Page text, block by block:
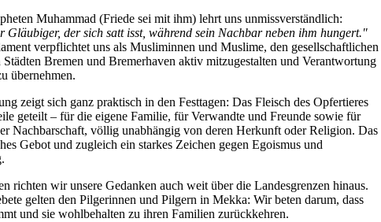
Muhammad (Friede sei mit ihm) lehrt uns unmissverständlich:
Gläubiger, der sich satt isst, während sein Nachbar neben ihm hungert."
verpflichtet uns als Musliminnen und Muslime, den gesellschaftlichen
Städten Bremen und Bremerhaven aktiv mitzugestalten und Verantwortung
übernehmen.
zeigt sich ganz praktisch in den Festtagen: Das Fleisch des Opfertieres
geteilt – für die eigene Familie, für Verwandte und Freunde sowie für
Nachbarschaft, völlig unabhängig von deren Herkunft oder Religion. Das
Gebot und zugleich ein starkes Zeichen gegen Egoismus und
richten wir unsere Gedanken auch weit über die Landesgrenzen hinaus.
gelten den Pilgerinnen und Pilgern in Mekka: Wir beten darum, dass
und sie wohlbehalten zu ihren Familien zurückkehren.